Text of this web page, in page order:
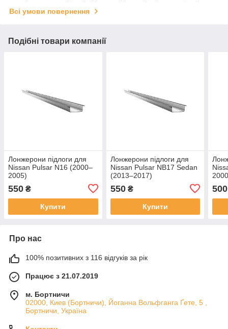
Всі умови повернення
Подібні товари компанії
Лонжерони підлоги для
Nissan Pulsar N16 (2000–
2005)
550 ₴
Купити
Лонжерони підлоги для
Nissan Pulsar NB17 Sedan
(2013–2017)
550₴
Купити
500
Про нас
100% позитивних з 116 відгуків за рік
Працює з 21.07.2019
м. Бортничи
02000, Киев (Бортничи), Йоганна Вольфганга Ґете, 5 ,
Бортничи, Україна